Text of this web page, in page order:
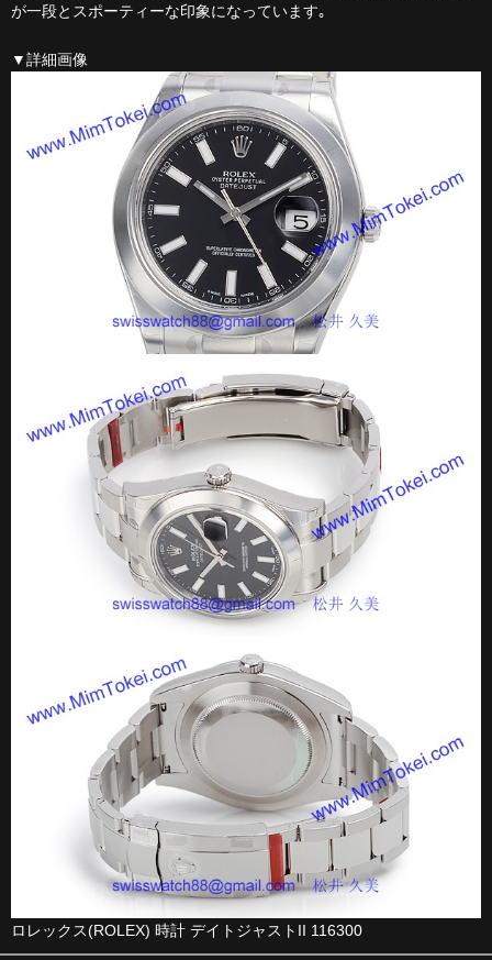
が一段とスポーティーな印象になっています｡
▼詳細画像
ロレックス(ROLEX) 時計 デイトジャストII 116300